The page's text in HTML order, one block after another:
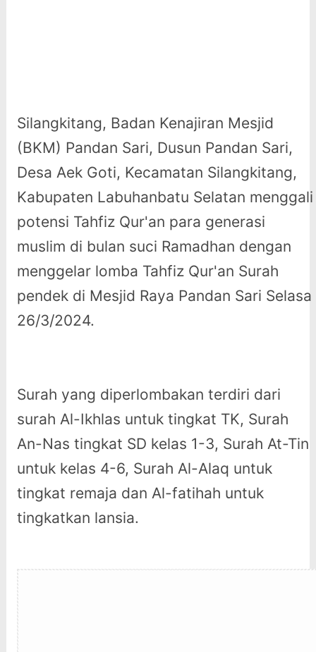
Silangkitang, Badan Kenajiran Mesjid
(BKM) Pandan Sari, Dusun Pandan Sari,
Desa Aek Goti, Kecamatan Silangkitang,
Kabupaten Labuhanbatu Selatan menggali
potensi Tahfiz Qur'an para generasi
muslim di bulan suci Ramadhan dengan
menggelar lomba Tahfiz Qur'an Surah
pendek di Mesjid Raya Pandan Sari Selasa
26/3/2024.
Surah yang diperlombakan terdiri dari
surah Al-Ikhlas untuk tingkat TK, Surah
An-Nas tingkat SD kelas 1-3, Surah At-Tin
untuk kelas 4-6, Surah Al-Alaq untuk
tingkat remaja dan Al-fatihah untuk
tingkatkan lansia.